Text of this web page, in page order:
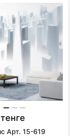
Арт. 15-619